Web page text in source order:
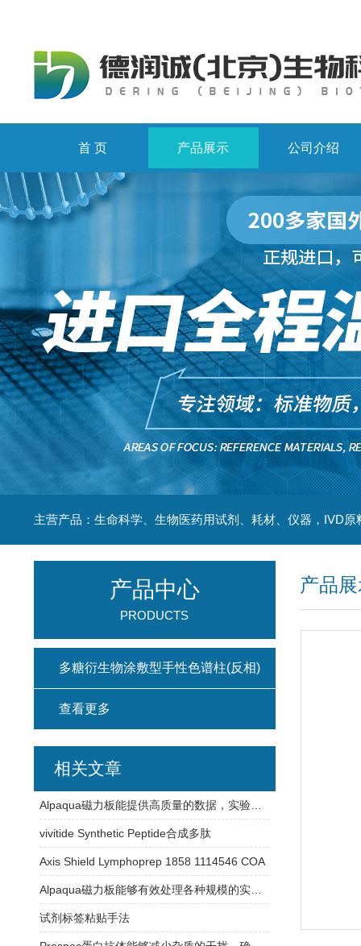
首 页 产品展示 公司介绍
主营产品：生命科学、生物医药用试剂、耗材、仪器，IVD原
产品
产品中心
PRODUCTS
多糖衍生物涂敷型手性色谱柱(反相)
查看更多
相关文章
vivitide Synthetic Peptide合成多肽
Axis Shield Lymphoprep 1858 1114546 COA
试剂标签粘贴手法